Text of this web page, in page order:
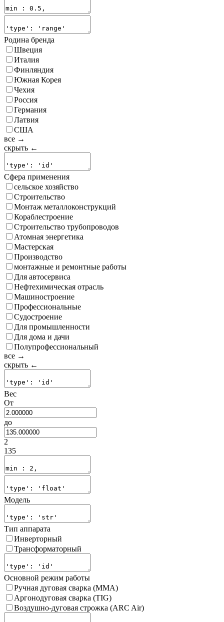
Родина бренда
Швеция
Италия
Финляндия
Южная Корея
Чехия
Россия
Германия
Латвия
США
все →
скрыть ←
Сфера применения
сельское хозяйство
Строительство
Монтаж металлоконструкций
Кораблестроение
Строительство трубопроводов
Атомная энергетика
Мастерская
Производство
монтажные и ремонтные работы
Для автосервиса
Нефтехимическая отрасль
Машиностроение
Профессиональные
Судостроение
Для промышленности
Для дома и дачи
Полупрофессиональный
все →
скрыть ←
Вес
От
до
2
135
Модель
Тип аппарата
Инверторный
Трансформаторный
Основной режим работы
Ручная дуговая сварка (MMA)
Аргонодуговая сварка (TIG)
Воздушно-дуговая строжка (ARC Air)